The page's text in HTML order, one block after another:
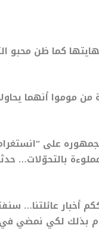
كما ظن محبو
موموا أنهما
على
بالتحوّلات…
أخبار عائلتنا…
بذلك لكي نمضي